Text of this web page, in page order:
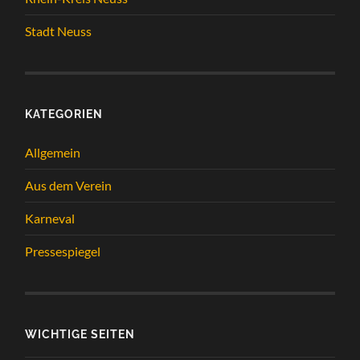
Stadt Neuss
KATEGORIEN
Allgemein
Aus dem Verein
Karneval
Pressespiegel
WICHTIGE SEITEN